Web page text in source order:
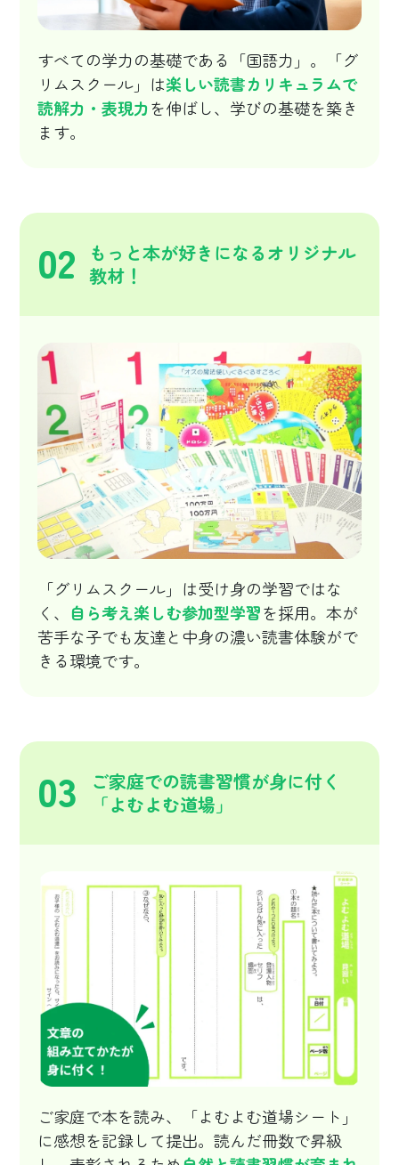
すべての学力の基礎である「国語力」。「グ
リムスクール」は楽しい読書カリキュラムで
読解力・表現力を伸ばし、学びの基礎を築き
ます。
02
もっと本が好きになるオリジナル
教材！
「グリムスクール」は受け身の学習ではな
く、 自ら考え楽しむ参加型学習を採用。本が
苦手な子でも友達と中身の濃い読書体験がで
きる環境です。
03
ご家庭での読書習慣が身に付く
「よむよむ道場」
ご家庭で本を読み、「よむよむ道場シート」
に感想を記録して提出。読んだ冊数で昇級